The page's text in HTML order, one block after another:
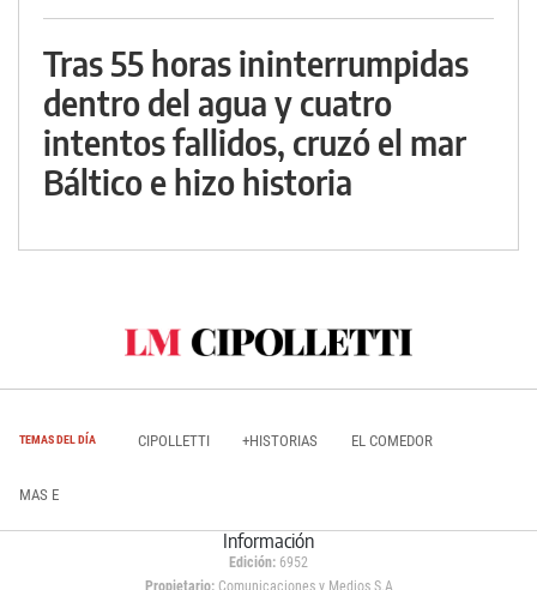
Tras 55 horas ininterrumpidas
dentro del agua y cuatro
intentos fallidos, cruzó el mar
Báltico e hizo historia
TEMAS DEL DÍA CIPOLLETTI +HISTORIAS EL COMEDOR
MAS E
Información
Edición: 6952